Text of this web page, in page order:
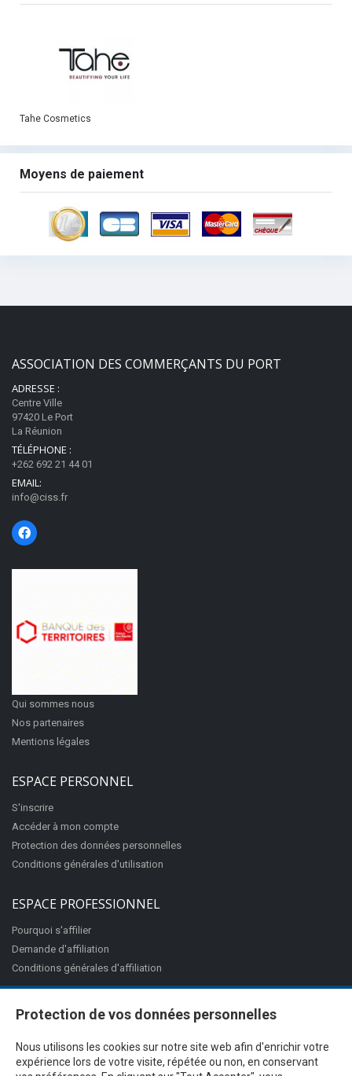
Protection de vos données personnelles
Nous utilisons les cookies sur notre site web afin d'enrichir votre
expérience lors de votre visite, répétée ou non, en conservant
Tahe Cosmetics
Moyens de paiement
ASSOCIATION DES COMMERÇANTS DU PORT
ADRESSE :
Centre Ville
97420 Le Port
La Réunion
TÉLÉPHONE :
+262 692 21 44 01
EMAIL:
info@ciss.fr
Qui sommes nous
Nos partenaires
Mentions légales
ESPACE PERSONNEL
S'inscrire
Accéder à mon compte
Protection des données personnelles
Conditions générales d'utilisation
ESPACE PROFESSIONNEL
Pourquoi s'affilier
Demande d'affiliation
Conditions générales d'affiliation